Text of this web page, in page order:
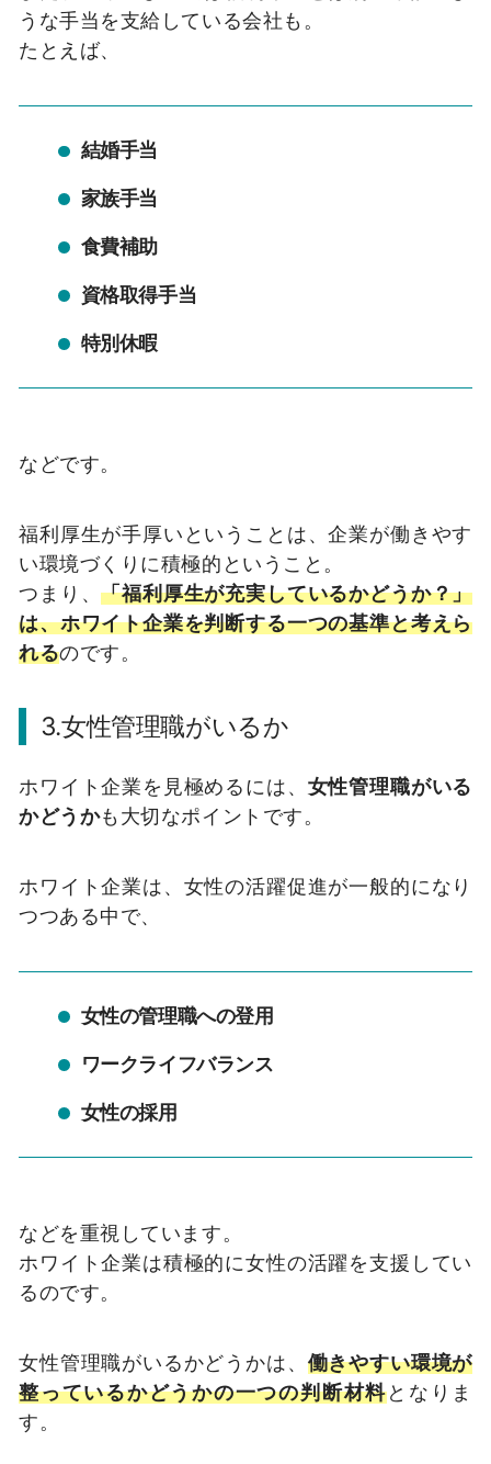
うな手当を支給している会社も。
たとえば、
結婚手当
家族手当
食費補助
資格取得手当
特別休暇
などです。
福利厚生が手厚いということは、企業が働きやす
い環境づくりに積極的ということ。
つまり、「福利厚生が充実しているかどうか？」
は、ホワイト企業を判断する一つの基準と考えら
れるのです。
3.女性管理職がいるか
ホワイト企業を見極めるには、 女性管理職がいる
かどうかも大切なポイントです。
ホワイト企業は、女性の活躍促進が一般的になり
つつある中で、
女性の管理職への登用
ワークライフバランス
女性の採用
などを重視しています。
ホワイト企業は積極的に女性の活躍を支援してい
るのです。
女性管理職がいるかどうかは、 働きやすい環境が
整っているかどうかの一つの判断材料となりま
す。